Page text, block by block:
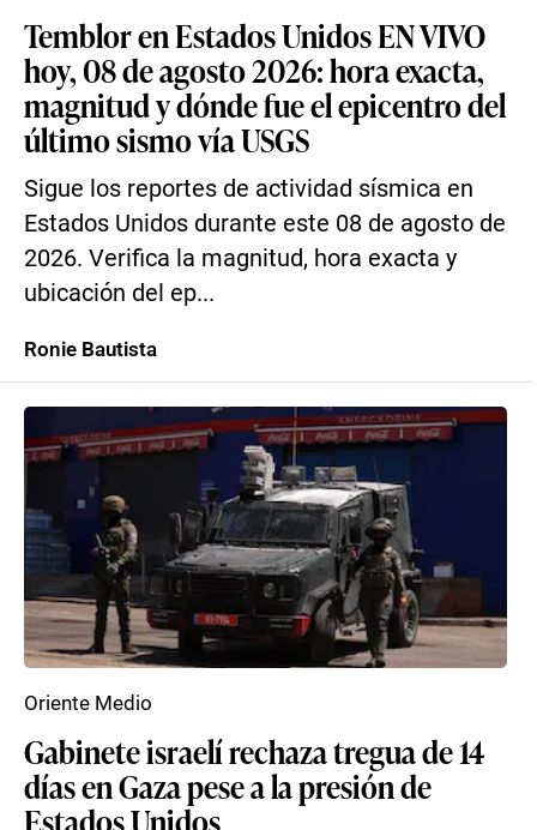
Temblor en Estados Unidos EN VIVO
hoy, 08 de agosto 2026: hora exacta,
magnitud y dónde fue el epicentro del
último sismo vía USGS
Sigue los reportes de actividad sísmica en
Estados Unidos durante este 08 de agosto de
2026. Verifica la magnitud, hora exacta y
ubicación del ep...
Ronie Bautista
Gabinete israelí rechaza tregua de 14
días en Gaza pese a la presión de
Estados Unidos
Oriente Medio